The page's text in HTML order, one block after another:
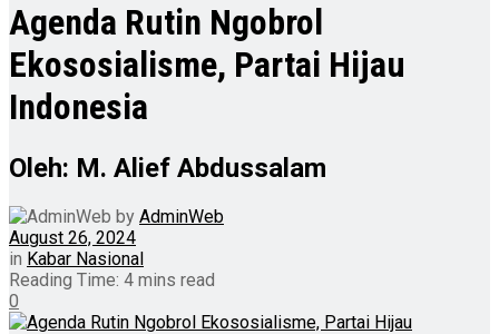
Agenda Rutin Ngobrol
Ekososialisme, Partai Hijau
Indonesia
Oleh: M. Alief Abdussalam
by AdminWeb
August 26, 2024
in Kabar Nasional
Reading Time: 4 mins read
0